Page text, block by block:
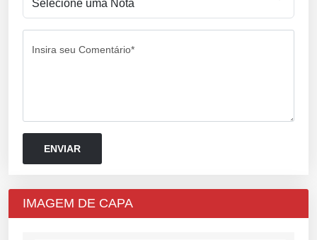
Insira seu Comentário*
IMAGEM DE CAPA